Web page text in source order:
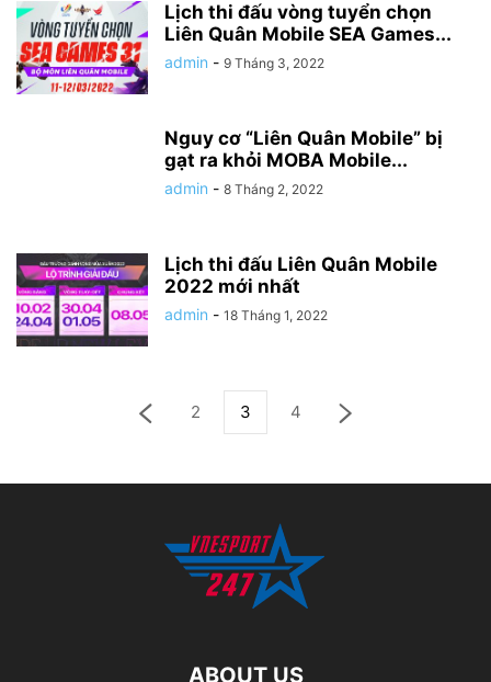
Lịch thi đấu vòng tuyển chọn
Liên Quân Mobile SEA Games...
admin - 9 Tháng 3, 2022
Nguy cơ “Liên Quân Mobile” bị
gạt ra khỏi MOBA Mobile...
admin - 8 Tháng 2, 2022
Lịch thi đấu Liên Quân Mobile
2022 mới nhất
admin - 18 Tháng 1, 2022
2 3 4
ABOUT US